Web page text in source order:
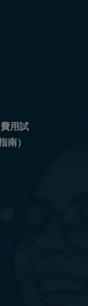
用試
南）